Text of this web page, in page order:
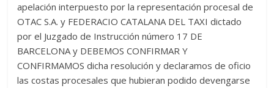
apelación interpuesto por la representación procesal de
OTAC S.A. y FEDERACIO CATALANA DEL TAXI dictado
por el Juzgado de Instrucción número 17 DE
BARCELONA y DEBEMOS CONFIRMAR Y
CONFIRMAMOS dicha resolución y declaramos de oficio
las costas procesales que hubieran podido devengarse